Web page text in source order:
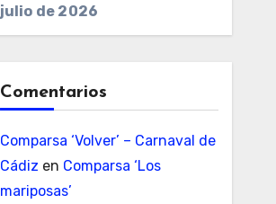
julio de 2026
Comentarios
Comparsa ‘Volver’ – Carnaval de
Cádiz en Comparsa ‘Los
mariposas’